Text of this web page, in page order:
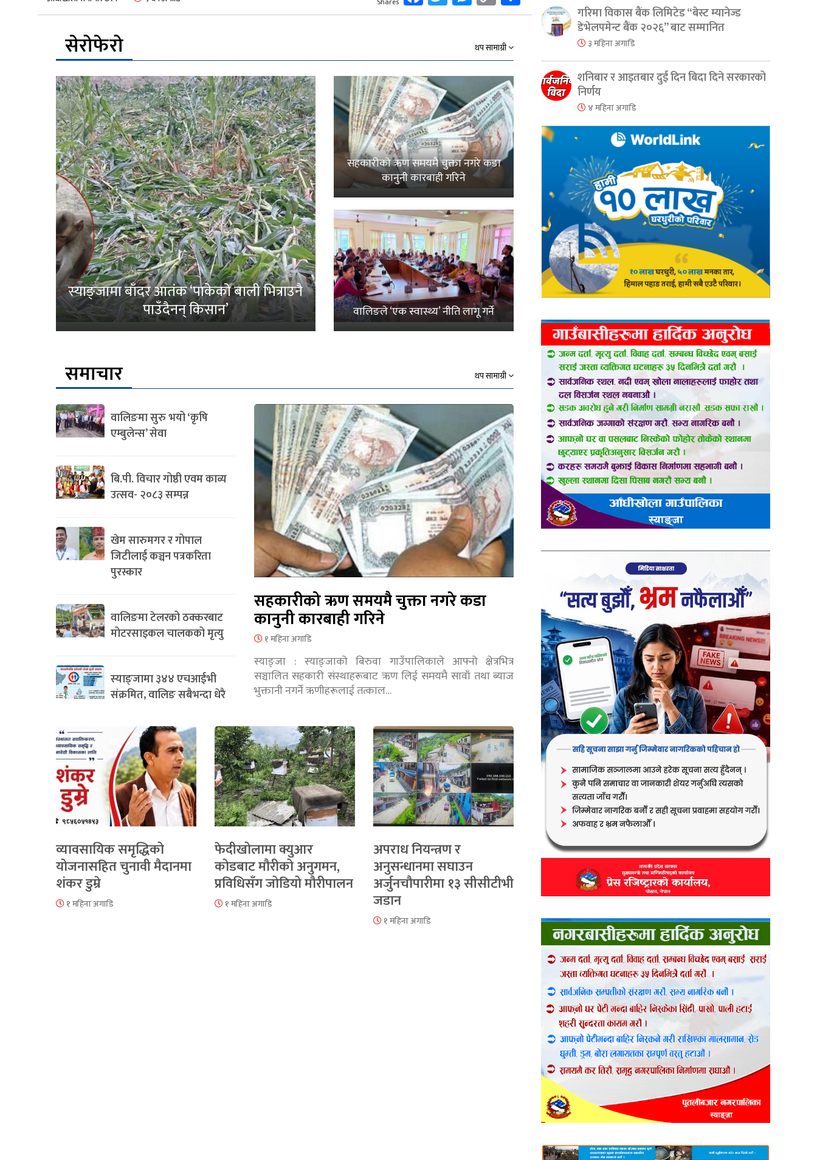
Link
सेरोफेरो
थप सामाग्री
स्याङ्जामा बाँदर आतंक ‘पाकेको बाली भित्राउनै
पाउँदैनन् किसान’
सहकारीको ऋण समयमै चुक्ता नगरे कडा
कानुनी कारबाही गरिने
वालिङले ‘एक स्वास्थ्य’ नीति लागू गर्ने
समाचार थप सामाग्री
वालिङमा सुरु भयो ‘कृषि
एम्बुलेन्स’ सेवा
बि.पी. विचार गोष्ठी एवम काव्य
उत्सव- २०८३ सम्पन्न
खेम सारुमगर र गोपाल
जिटीलाई कञ्चन पत्रकरिता
पुरस्कार
वालिङमा टेलरको ठक्करबाट
मोटरसाइकल चालकको मृत्यु
स्याङ्जामा ३४४ एचआईभी
संक्रमित, वालिङ सबैभन्दा धेरै
सहकारीको ऋण समयमै चुक्ता नगरे कडा
कानुनी कारबाही गरिने
१ महिना अगाडि
स्याङ्जा : स्याङ्जाको बिरुवा गाउँपालिकाले आफ्नो क्षेत्रभित्र
सञ्चालित सहकारी संस्थाहरूबाट ऋण लिई समयमै सावाँ तथा ब्याज
भुक्तानी नगर्ने ऋणीहरूलाई तत्काल…
व्यावसायिक समृद्धिको
योजनासहित चुनावी मैदानमा
शंकर डुम्रे
१ महिना अगाडि
फेदीखोलामा क्युआर
कोडबाट मौरीको अनुगमन,
प्रविधिसँग जोडियो मौरीपालन
१ महिना अगाडि
अपराध नियन्त्रण र
अनुसन्धानमा सघाउन
अर्जुनचौपारीमा १३ सीसीटीभी
जडान
१ महिना अगाडि
गरिमा विकास बैंक लिमिटेड “बेस्ट म्यानेज्ड
डेभेलपमेन्ट बैंक २०२६” बाट सम्मानित
३ महिना अगाडि
शनिबार र आइतबार दुई दिन बिदा दिने सरकारको
निर्णय
४ महिना अगाडि